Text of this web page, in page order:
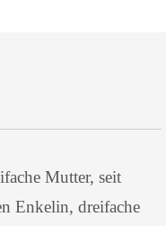
Mutter, seit
Enkelin, dreifache